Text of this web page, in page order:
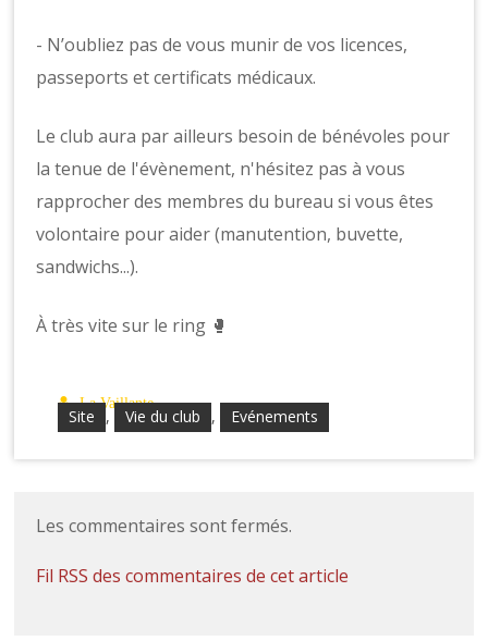
- N’oubliez pas de vous munir de vos licences,
passeports et certificats médicaux.
Le club aura par ailleurs besoin de bénévoles pour
la tenue de l'évènement, n'hésitez pas à vous
rapprocher des membres du bureau si vous êtes
volontaire pour aider (manutention, buvette,
sandwichs...).
À très vite sur le ring 🥊
Site , Vie du club , Evénements
La Vaillante
Les commentaires sont fermés.
Fil RSS des commentaires de cet article